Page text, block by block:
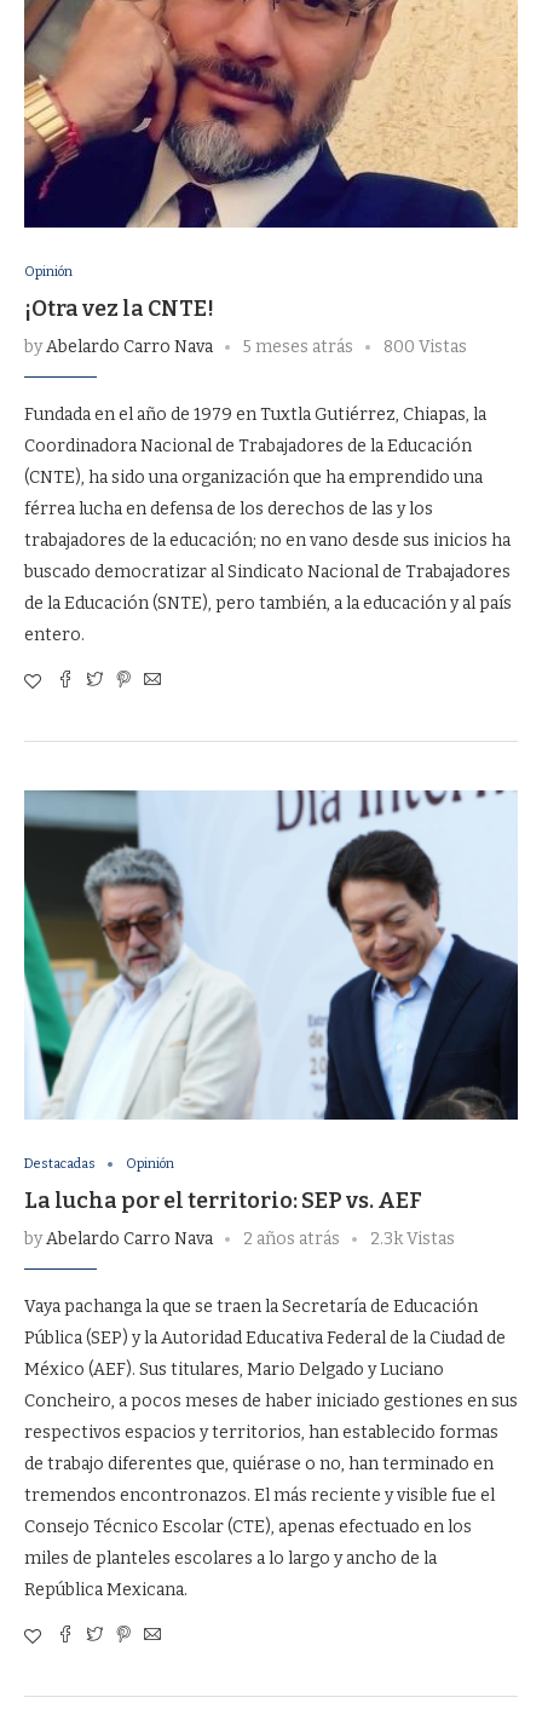
Opinión
¡Otra vez la CNTE!
byAbelardo Carro Nava 5 meses atrás 800 Vistas
Fundada en el año de 1979 en Tuxtla Gutiérrez, Chiapas, la
Coordinadora Nacional de Trabajadores de la Educación
(CNTE), ha sido una organización que ha emprendido una
férrea lucha en defensa de los derechos de las y los
trabajadores de la educación; no en vano desde sus inicios ha
buscado democratizar al Sindicato Nacional de Trabajadores
de la Educación (SNTE), pero también, a la educación y al país
entero.
Destacadas Opinión
La lucha por el territorio: SEP vs. AEF
byAbelardo Carro Nava 2 años atrás 2.3k Vistas
Vaya pachanga la que se traen la Secretaría de Educación
Pública (SEP) y la Autoridad Educativa Federal de la Ciudad de
México (AEF). Sus titulares, Mario Delgado y Luciano
Concheiro, a pocos meses de haber iniciado gestiones en sus
respectivos espacios y territorios, han establecido formas
de trabajo diferentes que, quiérase o no, han terminado en
tremendos encontronazos. El más reciente y visible fue el
Consejo Técnico Escolar (CTE), apenas efectuado en los
miles de planteles escolares a lo largo y ancho de la
República Mexicana.